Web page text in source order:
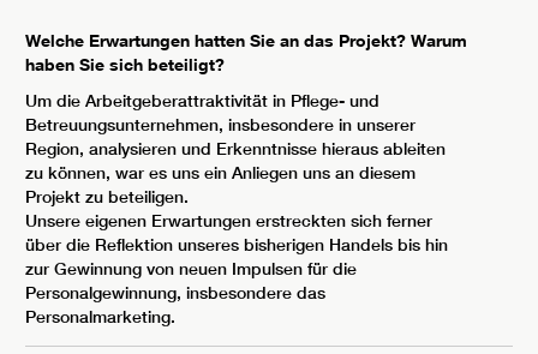
Welche Erwartungen hatten Sie an das Projekt? Warum
haben Sie sich beteiligt?
Um die Arbeitgeberattraktivität in Pflege- und
Betreuungsunternehmen, insbesondere in unserer
Region, analysieren und Erkenntnisse hieraus ableiten
zu können, war es uns ein Anliegen uns an diesem
Projekt zu beteiligen.
Unsere eigenen Erwartungen erstreckten sich ferner
über die Reflektion unseres bisherigen Handels bis hin
zur Gewinnung von neuen Impulsen für die
Personalgewinnung, insbesondere das
Personalmarketing.